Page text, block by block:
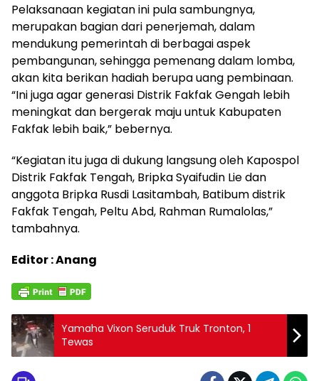
Pelaksanaan kegiatan ini pula sambungnya,
merupakan bagian dari penerjemah, dalam
mendukung pemerintah di berbagai aspek
pembangunan, sehingga pemenang dalam lomba,
akan kita berikan hadiah berupa uang pembinaan.
“Ini juga agar generasi Distrik Fakfak Gengah lebih
meningkat dan bergerak maju untuk Kabupaten
Fakfak lebih baik,” bebernya.
“Kegiatan itu juga di dukung langsung oleh Kapospol
Distrik Fakfak Tengah, Bripka Syaifudin Lie dan
anggota Bripka Rusdi Lasitambah, Batibum distrik
Fakfak Tengah, Peltu Abd, Rahman Rumalolas,”
tambahnya.
Editor : Anang
Yamaha Vixon Seruduk Truk Tronton, 1
Tewas